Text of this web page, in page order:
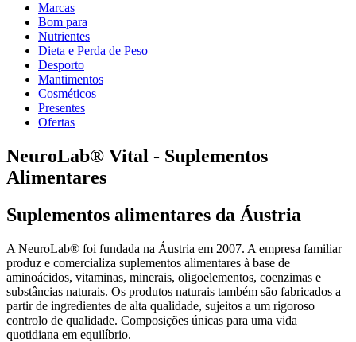
Marcas
Bom para
Nutrientes
Dieta e Perda de Peso
Desporto
Mantimentos
Cosméticos
Presentes
Ofertas
NeuroLab® Vital - Suplementos
Alimentares
Suplementos alimentares da Áustria
A NeuroLab® foi fundada na Áustria em 2007. A empresa familiar
produz e comercializa suplementos alimentares à base de
aminoácidos, vitaminas, minerais, oligoelementos, coenzimas e
substâncias naturais. Os produtos naturais também são fabricados a
partir de ingredientes de alta qualidade, sujeitos a um rigoroso
controlo de qualidade. Composições únicas para uma vida
quotidiana em equilíbrio.